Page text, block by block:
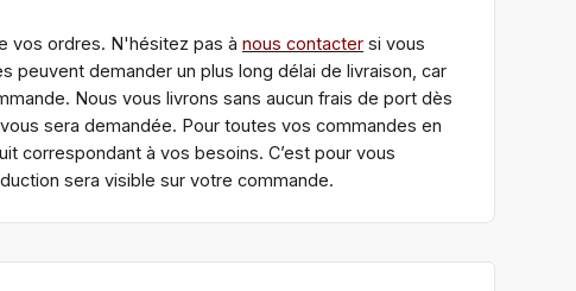
vos ordres. N'hésitez pas à nous contacter si vous
peuvent demander un plus long délai de livraison, car
Nous vous livrons sans aucun frais de port dès
sera demandée. Pour toutes vos commandes en
correspondant à vos besoins. C’est pour vous
sera visible sur votre commande.